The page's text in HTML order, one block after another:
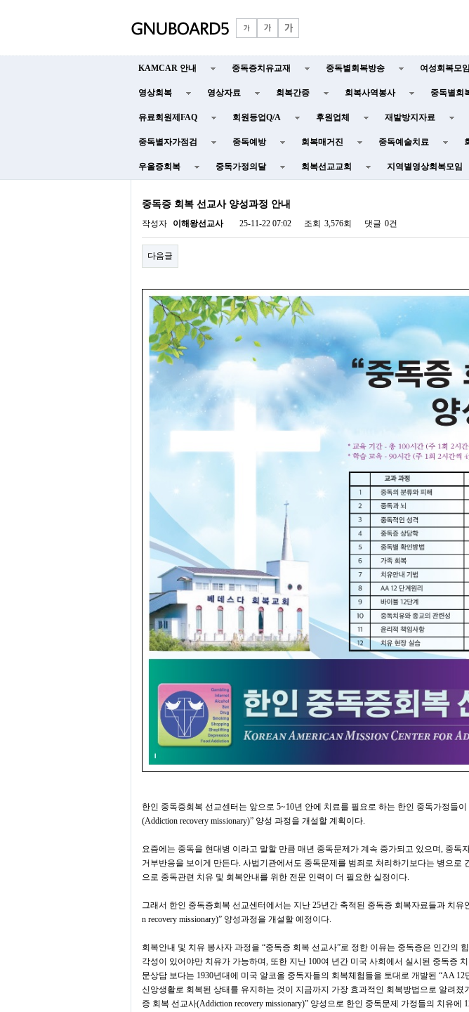
KAMCAR 안내 중독증치유교재 중독별회복방송 여성회복모임
영상회복 영상자료 회복간증 회복사역봉사 중독별회
유료회원제FAQ 회원등업Q/A 후원업체 재발방지자료
중독별자가점검 중독예방 회복매거진 중독예술치료
우울증회복 중독가정의달 회복선교교회 지역별영상회복모임
중독증 회복 선교사 양성과정 안내
작성자 이해왕선교사 25-11-22 07:02 조회 3,576회 댓글 0건
다음글
한인 중독증회복 선교센터는 앞으로 5~10년 안에 치료를 필요로 하는 한인 중독가정들
(Addiction recovery missionary)” 양성 과정을 개설할 계획이다.
요즘에는 중독을 현대병 이라고 말할 만큼 매년 중독문제가 계속 증가되고 있으며, 중독
거부반응을 보이게 만든다. 사법기관에서도 중독문제를 범죄로 처리하기보다는 병으로
으로 중독관련 치유 및 회복안내를 위한 전문 인력이 더 필요한 실정이다.
그래서 한인 중독증회복 선교센터에서는 지난 25년간 축적된 중독증 회복자료들과 치유
n recovery missionary)” 양성과정을 개설할 예정이다.
회복안내 및 치유 봉사자 과정을 “중독증 회복 선교사”로 정한 이유는 중독증은 인간의
각성이 있어야만 치유가 가능하며, 또한 지난 100여 년간 미국 사회에서 실시된 중독증
문상담 보다는 1930년대에 미국 알코올 중독자들의 회복체험들을 토대로 개발된 “AA 12
신앙생활로 회복된 상태를 유지하는 것이 지금까지 가장 효과적인 회복방법으로 알려졌
증 회복 선교사(Addiction recovery missionary)” 양성으로 한인 중독문제 가정들의 치유에